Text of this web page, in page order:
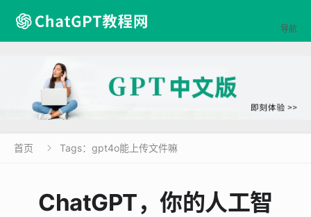
导航
首页  Tags：gpt4o能上传文件嘛
ChatGPT，你的人工智